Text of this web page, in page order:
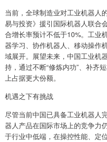
当前，全球制造业对工业机器人
易与投资》援引国际机器人联合
合增长率预计不低于10%。工业
器学习、协作机器人、移动操作
域展开。展望未来，中国工业机
持，通过不断“修炼内功”、补齐
上占据更大份额。
机遇之下有挑战
尽管当前中国已具备工业机器人
器人产品在国际市场上的竞争力
于行业中低端，在操控性能、定